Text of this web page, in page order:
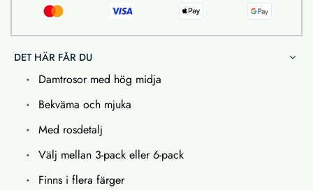
DET HÄR FÅR DU
Damtrosor med hög midja
Bekväma och mjuka
Med rosdetalj
Välj mellan 3-pack eller 6-pack
Finns i flera färger